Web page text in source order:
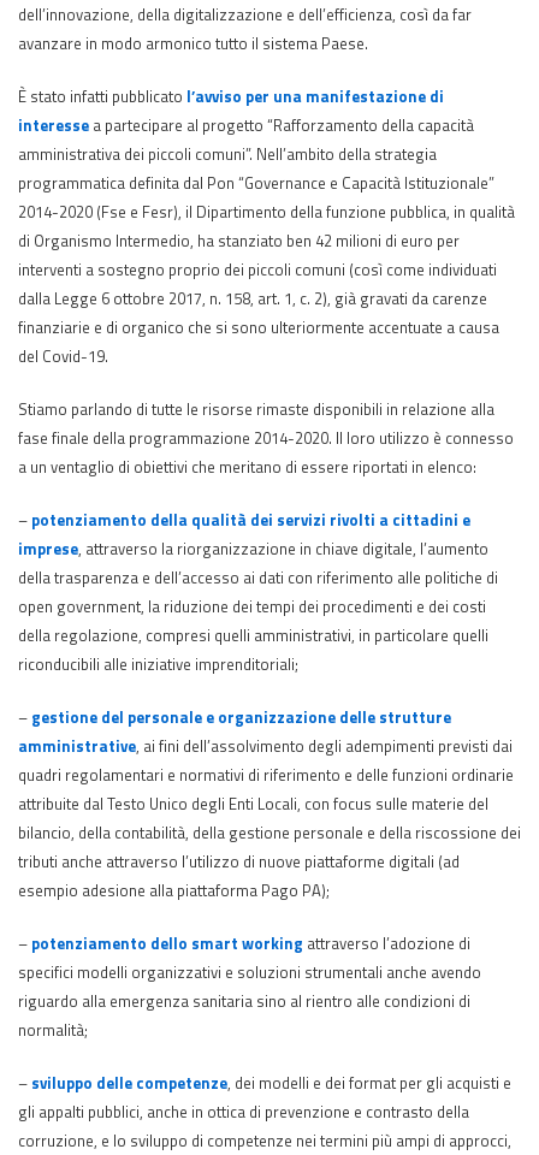
dell’innovazione, della digitalizzazione e dell’efficienza, così da far
avanzare in modo armonico tutto il sistema Paese.
È stato infatti pubblicato l’avviso per una manifestazione di
interesse a partecipare al progetto “Rafforzamento della capacità
amministrativa dei piccoli comuni”. Nell’ambito della strategia
programmatica definita dal Pon “Governance e Capacità Istituzionale”
2014-2020 (Fse e Fesr), il Dipartimento della funzione pubblica, in qualità
di Organismo Intermedio, ha stanziato ben 42 milioni di euro per
interventi a sostegno proprio dei piccoli comuni (così come individuati
dalla Legge 6 ottobre 2017, n. 158, art. 1, c. 2), già gravati da carenze
finanziarie e di organico che si sono ulteriormente accentuate a causa
del Covid-19.
Stiamo parlando di tutte le risorse rimaste disponibili in relazione alla
fase finale della programmazione 2014-2020. Il loro utilizzo è connesso
a un ventaglio di obiettivi che meritano di essere riportati in elenco:
– potenziamento della qualità dei servizi rivolti a cittadini e
imprese, attraverso la riorganizzazione in chiave digitale, l’aumento
della trasparenza e dell’accesso ai dati con riferimento alle politiche di
open government, la riduzione dei tempi dei procedimenti e dei costi
della regolazione, compresi quelli amministrativi, in particolare quelli
riconducibili alle iniziative imprenditoriali;
– gestione del personale e organizzazione delle strutture
amministrative, ai fini dell’assolvimento degli adempimenti previsti dai
quadri regolamentari e normativi di riferimento e delle funzioni ordinarie
attribuite dal Testo Unico degli Enti Locali, con focus sulle materie del
bilancio, della contabilità, della gestione personale e della riscossione dei
tributi anche attraverso l’utilizzo di nuove piattaforme digitali (ad
esempio adesione alla piattaforma Pago PA);
– potenziamento dello smart working attraverso l’adozione di
specifici modelli organizzativi e soluzioni strumentali anche avendo
riguardo alla emergenza sanitaria sino al rientro alle condizioni di
normalità;
– sviluppo delle competenze, dei modelli e dei format per gli acquisti e
gli appalti pubblici, anche in ottica di prevenzione e contrasto della
corruzione, e lo sviluppo di competenze nei termini più ampi di approcci,